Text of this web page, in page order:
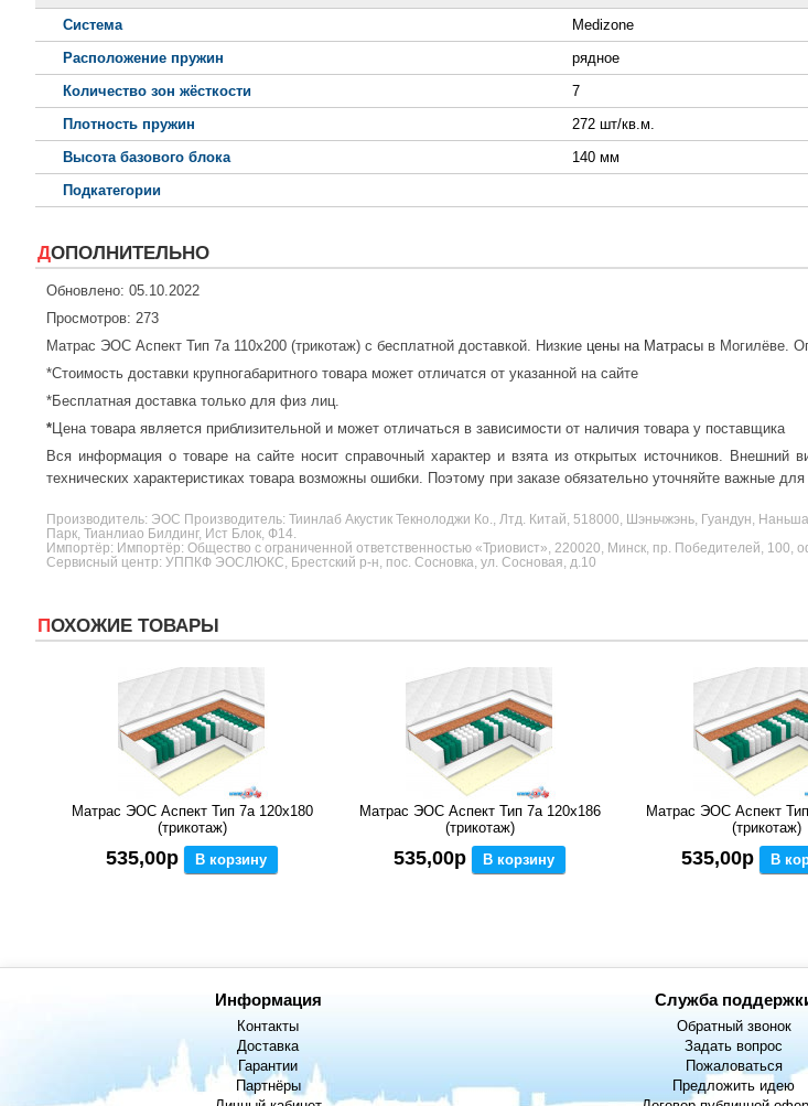
Система
Medizone
Расположение пружин
рядное
Количество зон жёсткости
7
Плотность пружин
272 шт/кв.м.
Высота базового блока
140 мм
Подкатегории
ДОПОЛНИТЕЛЬНО
Обновлено: 05.10.2022
Просмотров: 273
Матрас ЭОС Аспект Тип 7а 110x200 (трикотаж) с бесплатной доставкой. Низкие цены на Матрасы в Могилёве.
*Стоимость доставки крупногабаритного товара может отличатся от указанной на сайте
*Бесплатная доставка только для физ лиц.
*Цена товара является приблизительной и может отличаться в зависимости от наличия товара у поставщика
Вся информация о товаре на сайте носит справочный характер и взята из открытых источников. Внешний
технических характеристиках товара возможны ошибки. Поэтому при заказе обязательно уточняйте важные для
Производитель: ЭОС Производитель: Тиинлаб Акустик Текнолоджи Ко., Лтд. Китай, 518000, Шэньчжэнь, Гуандун,
Парк, Тианлиао Билдинг, Ист Блок, Ф14.
Импортёр: Импортёр: Общество с ограниченной ответственностью «Триовист», 220020, Минск, пр. Победителей, 100,
Сервисный центр: УППКФ ЭОСЛЮКС, Брестский р-н, пос. Сосновка, ул. Сосновая, д.10
ПОХОЖИЕ ТОВАРЫ
Матрас ЭОС Аспект Тип 7а 120x180
(трикотаж)
535,00р В корзину
Матрас ЭОС Аспект Тип 7а 120x186
(трикотаж)
535,00р В корзину
Матрас ЭОС Аспект
(трикотаж)
535,00р В
Информация
Контакты
Доставка
Гарантии
Партнёры
Служба
Обратный звонок
Задать вопрос
Пожаловаться
Предложить идею